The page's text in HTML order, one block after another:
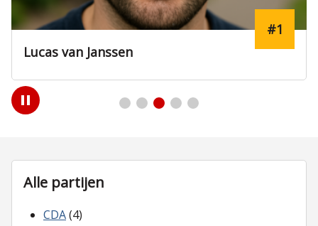
Lucas van Janssen
#1
Play
/
Alle partijen
CDA(4)